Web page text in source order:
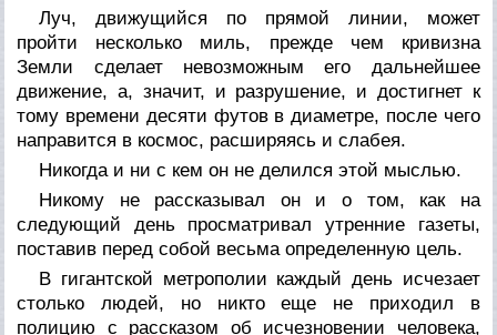
Луч, движущийся по прямой линии, может
пройти несколько миль, прежде чем кривизна
Земли сделает невозможным его дальнейшее
движение, а, значит, и разрушение, и достигнет к
тому времени десяти футов в диаметре, после чего
направится в космос, расширяясь и слабея.
Никогда и ни с кем он не делился этой мыслью.
Никому не рассказывал он и о том, как на
следующий день просматривал утренние газеты,
поставив перед собой весьма определенную цель.
В гигантской метрополии каждый день исчезает
столько людей, но никто еще не приходил в
полицию с рассказом об исчезновении человека,